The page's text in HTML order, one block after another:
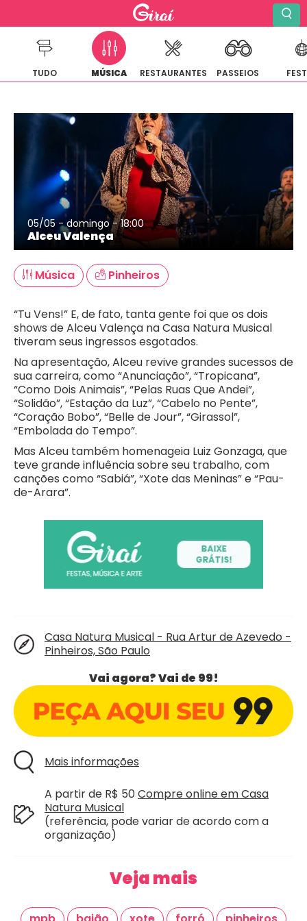
para
conteúdo
TUDO MÚSICA RESTAURANTES PASSEIOS
05/05 - domingo - 18:00
Alceu Valença
Música Pinheiros
“Tu Vens!” E, de fato, tanta gente foi que os dois
shows de Alceu Valença na Casa Natura Musical
tiveram seus ingressos esgotados.
Na apresentação, Alceu revive grandes sucessos de
sua carreira, como “Anunciação”, “Tropicana”,
“Como Dois Animais”, “Pelas Ruas Que Andei”,
“Solidão”, “Estação da Luz”, “Cabelo no Pente”,
“Coração Bobo”, “Belle de Jour”, “Girassol”,
“Embolada do Tempo”.
Mas Alceu também homenageia Luiz Gonzaga, que
teve grande influência sobre seu trabalho, com
canções como “Sabiá”, “Xote das Meninas” e “Pau-
de-Arara”.
Casa Natura Musical - Rua Artur de Azevedo -
Pinheiros, São Paulo
Vai agora? Vai de 99!
Mais informações
A partir de R$ 50Compre online em Casa
Natura Musical
(referência, pode variar de acordo com a
organização)
Veja mais